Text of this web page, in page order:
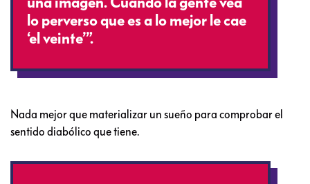
lo perverso que es a lo mejor le cae
‘el veinte’”.
Nada mejor que materializar un sueño para comprobar el
sentido diabólico que tiene.